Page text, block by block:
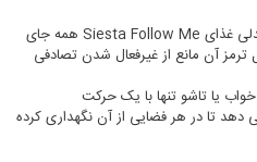
به لطف وجود سیستم Stop&Go، صندلی غذای Siesta Follow Me همه جای
آن مانع از غیرفعال شدن تصادفی
یا تاشو تنها با یک حرکت
تا در هر فضایی از آن نگهداری کرده